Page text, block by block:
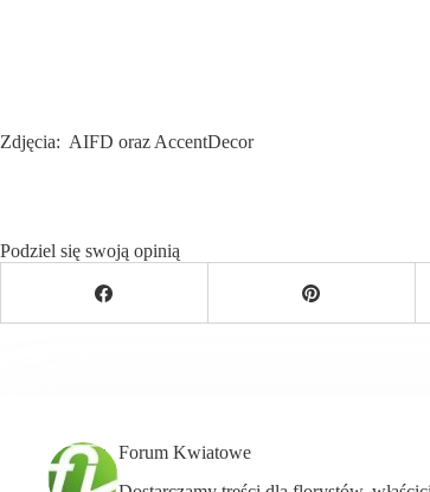
Zdjęcia: AIFD oraz AccentDecor
Podziel się swoją opinią
Forum Kwiatowe